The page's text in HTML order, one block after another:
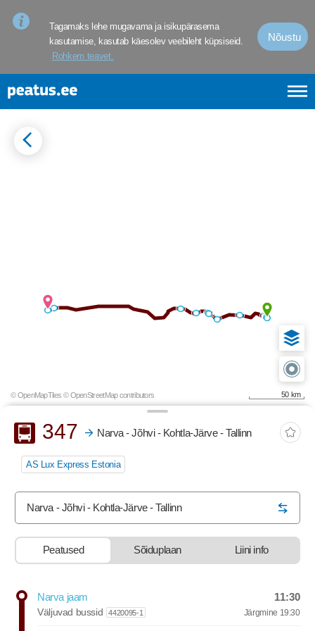
Tagamaks lehe mugavama ja isikupärasema
kasutamise, kasutab käesolev veebileht küpsiseid.
Rohkem teavet.
Nõustu
© OpenMapTiles © OpenStreetMap contributors 50 km
Buss
347 Narva - Jõhvi - Kohtla-Järve - Tallinn
AS Lux Express Estonia
Vastupidine algus- ja sihtpunkt
Narva - Jõhvi - Kohtla-Järve - Tallinn
Peatused Sõiduplaan Liini info
stop-list-update.sr-instructions
Narva jaam Departure
11:30
Väljuvad bussid 4420095-1 Järgmine 19:30